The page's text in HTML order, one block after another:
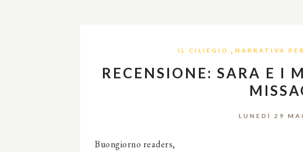
IL CILIEGIO , NARRATIVA
RECENSIONE: SARA E I
LUNEDÌ 29
Buongiorno readers,